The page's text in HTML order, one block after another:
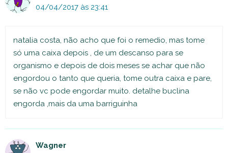
04/04/2017 às 23:41
natalia costa, não acho que foi o remedio, mas tome
só uma caixa depois , de um descanso para se
organismo e depois de dois meses se achar que não
engordou o tanto que queria, tome outra caixa e pare,
se não vc pode engordar muito. detalhe buclina
engorda ,mais da uma barriguinha
Wagner